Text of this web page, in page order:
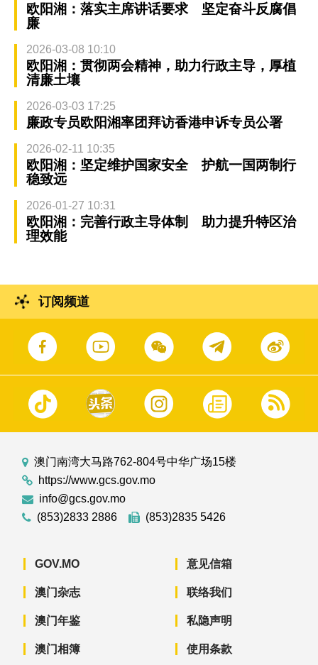
欧阳湘：落实主席讲话要求 坚定奋斗反腐倡
廉
2026-03-08 10:10
欧阳湘：贯彻两会精神，助力行政主导，厚植
清廉土壤
2026-03-03 17:25
廉政专员欧阳湘率团拜访香港申诉专员公署
2026-02-11 10:35
欧阳湘：坚定维护国家安全 护航一国两制行
稳致远
2026-01-27 10:31
欧阳湘：完善行政主导体制 助力提升特区治
理效能
订阅频道
澳门南湾大马路762-804号中华广场15楼
https://www.gcs.gov.mo
info@gcs.gov.mo
(853)2833 2886
(853)2835 5426
GOV.MO
澳门杂志
澳门年鉴
澳门相簿
意见信箱
联络我们
私隐声明
使用条款